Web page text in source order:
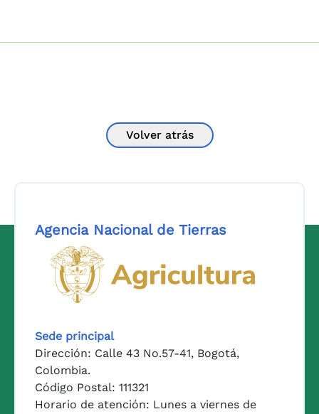
Volver atrás
Agencia Nacional de Tierras
Sede principal
Dirección: Calle 43 No.57-41, Bogotá,
Colombia.
Código Postal: 111321
Horario de atención: Lunes a viernes de